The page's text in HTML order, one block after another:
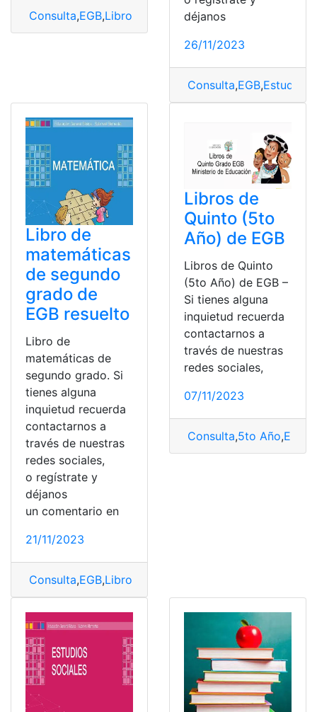
Consulta,EGB,Libro de matemáticas,Libro Resuelto
déjanos
26/11/2023
Consulta,EGB,Estudios
Libro de
matemáticas
de segundo
grado de
EGB resuelto
Libro de
matemáticas de
segundo grado. Si
tienes alguna
inquietud recuerda
contactarnos a
través de nuestras
redes sociales,
o regístrate y
déjanos
un comentario en
21/11/2023
Consulta,EGB,Libro
Libros de
Quinto (5to
Año) de EGB
Libros de Quinto
(5to Año) de EGB –
Si tienes alguna
inquietud recuerda
contactarnos a
través de nuestras
redes sociales,
07/11/2023
Consulta,5to Año,EGB